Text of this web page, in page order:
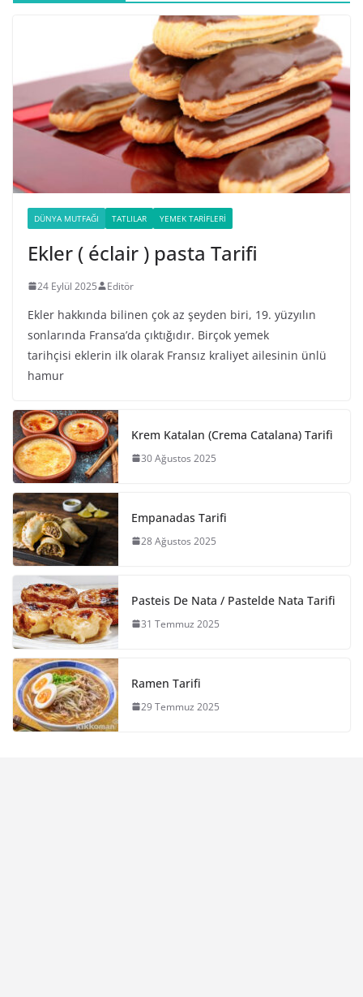
DÜNYA MUTFAĞI TATLILAR YEMEK TARIFLERI
Ekler ( éclair ) pasta Tarifi
24 Eylül 2025 Editör
Ekler hakkında bilinen çok az şeyden biri, 19. yüzyılın
sonlarında Fransa’da çıktığıdır. Birçok yemek
tarihçisi eklerin ilk olarak Fransız kraliyet ailesinin ünlü
hamur
Krem Katalan (Crema Catalana) Tarifi
30 Ağustos 2025
Empanadas Tarifi
28 Ağustos 2025
Pasteis De Nata / Pastelde Nata Tarifi
31 Temmuz 2025
Ramen Tarifi
29 Temmuz 2025